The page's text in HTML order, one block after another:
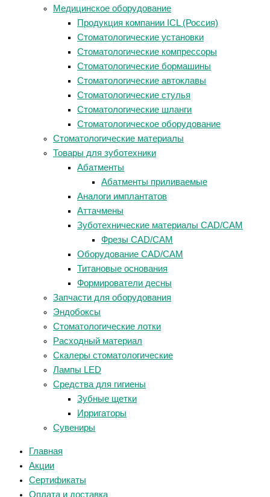
Медицинское оборудование
Продукция компании ICL (Россия)
Стоматологические установки
Стоматологические компрессоры
Стоматологические бормашины
Стоматологические автоклавы
Стоматологические стулья
Стоматологические шланги
Стоматологическое оборудование
Стоматологические материалы
Товары для зуботехники
Абатменты
Абатменты приливаемые
Аналоги имплантатов
Аттачмены
Зуботехнические материалы CAD/CAM
Фрезы CAD/CAM
Оборудование CAD/CAM
Титановые основания
Формирователи десны
Запчасти для оборудования
Эндобоксы
Стоматологические лотки
Расходный материал
Скалеры стоматологические
Лампы LED
Средства для гигиены
Зубные щетки
Ирригаторы
Сувениры
Главная
Акции
Сертификаты
Оплата и доставка